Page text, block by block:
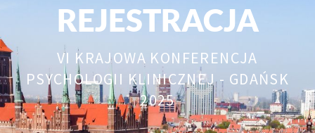
REJESTRACJA
VI KRAJOWA KONFERENCJA
PSYCHOLOGII KLINICZNEJ - GDAŃSK
2025